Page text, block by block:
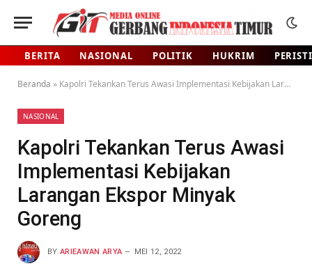
BERITA NASIONAL POLITIK HUKRIM
Beranda » Kapolri Tekankan Terus Awasi Implementasi Kebijakan Larangan Ekspor Minyak Goreng
NASIONAL
Kapolri Tekankan Terus Awasi
Implementasi Kebijakan
Larangan Ekspor Minyak
Goreng
BY ARIEAWAN ARYA MEI 12, 2022